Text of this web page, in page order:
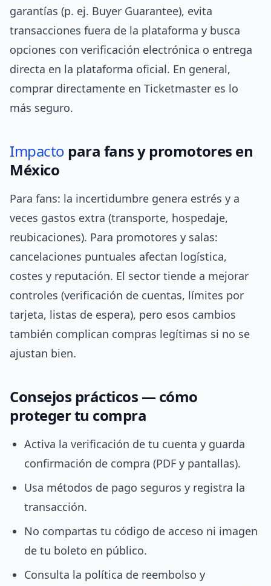
garantías (p. ej. Buyer Guarantee), evita
transacciones fuera de la plataforma y busca
opciones con verificación electrónica o entrega
directa en la plataforma oficial. En general,
comprar directamente en Ticketmaster es lo
más seguro.
Impacto para fans y promotores en
México
Para fans: la incertidumbre genera estrés y a
veces gastos extra (transporte, hospedaje,
reubicaciones). Para promotores y salas:
cancelaciones puntuales afectan logística,
costes y reputación. El sector tiende a mejorar
controles (verificación de cuentas, límites por
tarjeta, listas de espera), pero esos cambios
también complican compras legítimas si no se
ajustan bien.
Consejos prácticos — cómo
proteger tu compra
Activa la verificación de tu cuenta y guarda
confirmación de compra (PDF y pantallas).
Usa métodos de pago seguros y registra la
transacción.
No compartas tu código de acceso ni imagen
de tu boleto en público.
Consulta la política de reembolso y